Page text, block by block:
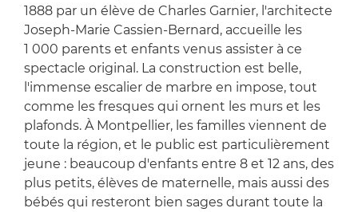
1888 par un élève de Charles Garnier, l'architecte
Joseph-Marie Cassien-Bernard, accueille les
1 000 parents et enfants venus assister à ce
spectacle original. La construction est belle,
l'immense escalier de marbre en impose, tout
comme les fresques qui ornent les murs et les
plafonds. À Montpellier, les familles viennent de
toute la région, et le public est particulièrement
jeune : beaucoup d'enfants entre 8 et 12 ans, des
plus petits, élèves de maternelle, mais aussi des
bébés qui resteront bien sages durant toute la